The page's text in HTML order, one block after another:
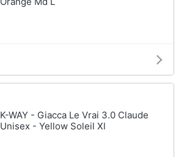
K-WAY - Giacca Le Vrai 3.0 Claude
Unisex - Yellow Soleil Xl